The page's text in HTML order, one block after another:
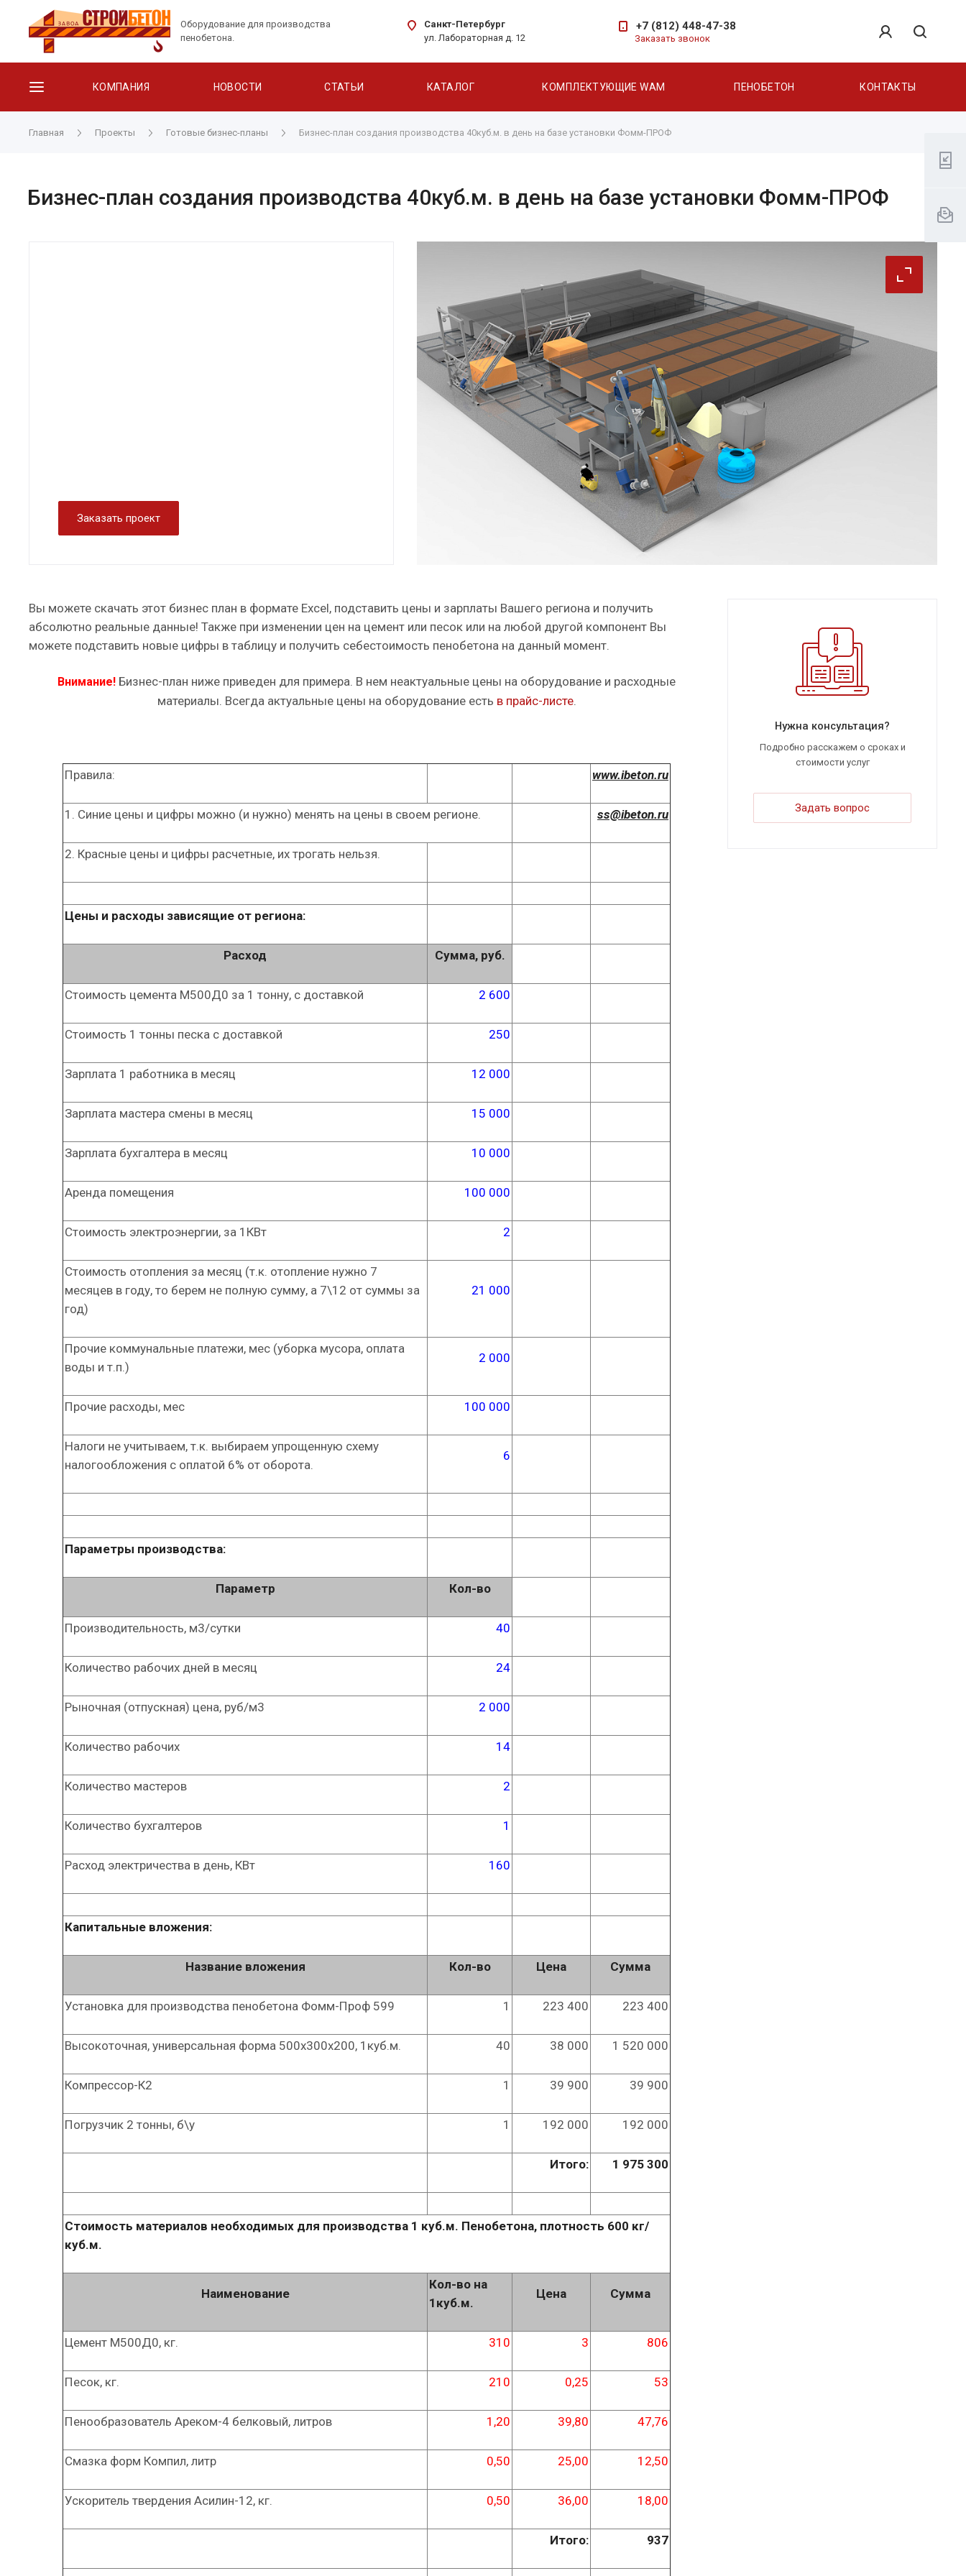
Оборудование для производства
пенобетона.
Санкт-Петербург
ул. Лабораторная д. 12
+7 (812) 448-47-38
Заказать звонок
КОМПАНИЯ НОВОСТИ СТАТЬИ КАТАЛОГ КОМПЛЕКТУЮЩИЕ WAM ПЕНОБЕТОН КОНТАКТЫ
Главная Проекты Готовые бизнес-планы Бизнес-план создания производства 40куб.м. в день на базе установки Фомм-ПРОФ
Бизнес-план создания производства 40куб.м. в день на базе установки Фомм-ПРОФ
Заказать проект
Вы можете скачать этот бизнес план в формате Excel, подставить цены и зарплаты Вашего региона и получить
абсолютно реальные данные! Также при изменении цен на цемент или песок или на любой другой компонент Вы
можете подставить новые цифры в таблицу и получить себестоимость пенобетона на данный момент.
Внимание! Бизнес-план ниже приведен для примера. В нем неактуальные цены на оборудование и расходные
материалы. Всегда актуальные цены на оборудование есть в прайс-листе.
Правила: www.ibeton.ru
1. Синие цены и цифры можно (и нужно) менять на цены в своем регионе. ss@ibeton.ru
2. Красные цены и цифры расчетные, их трогать нельзя.
Цены и расходы зависящие от региона:
Расход Сумма, руб.
Стоимость цемента М500Д0 за 1 тонну, с доставкой 2 600
Стоимость 1 тонны песка с доставкой 250
Зарплата 1 работника в месяц 12 000
Зарплата мастера смены в месяц 15 000
Зарплата бухгалтера в месяц 10 000
Аренда помещения 100 000
Стоимость электроэнергии, за 1КВт 2
Стоимость отопления за месяц (т.к. отопление нужно 7
месяцев в году, то берем не полную сумму, а 7\12 от суммы за
год)
21 000
Прочие коммунальные платежи, мес (уборка мусора, оплата
воды и т.п.)
2 000
Прочие расходы, мес 100 000
Налоги не учитываем, т.к. выбираем упрощенную схему
налогообложения с оплатой 6% от оборота.
6
Параметры производства:
Параметр Кол-во
Производительность, м3/сутки 40
Количество рабочих дней в месяц 24
Рыночная (отпускная) цена, руб/м3 2 000
Количество рабочих 14
Количество мастеров 2
Количество бухгалтеров 1
Расход электричества в день, КВт 160
Капитальные вложения:
Название вложения Кол-во Цена Сумма
Установка для производства пенобетона Фомм-Проф 599 1 223 400 223 400
Высокоточная, универсальная форма 500х300х200, 1куб.м. 40 38 000 1 520 000
Компрессор-К2 1 39 900 39 900
Погрузчик 2 тонны, б\у 1 192 000 192 000
Итого: 1 975 300
Стоимость материалов необходимых для производства 1 куб.м. Пенобетона, плотность 600 кг/
куб.м.
Наименование
Кол-во на
1куб.м.
Цена Сумма
Цемент М500Д0, кг. 310 3 806
Песок, кг. 210 0,25 53
Пенообразователь Ареком-4 белковый, литров 1,20 39,80 47,76
Смазка форм Компил, литр 0,50 25,00 12,50
Ускоритель твердения Асилин-12, кг. 0,50 36,00 18,00
Итого: 937
Нужна консультация?
Подробно расскажем о сроках и
стоимости услуг
Задать вопрос